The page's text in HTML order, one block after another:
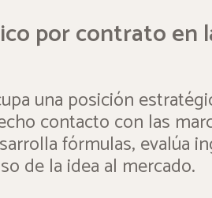
por contrato en
una posición
contacto con las
fórmulas, evalúa
de la idea al mercado.